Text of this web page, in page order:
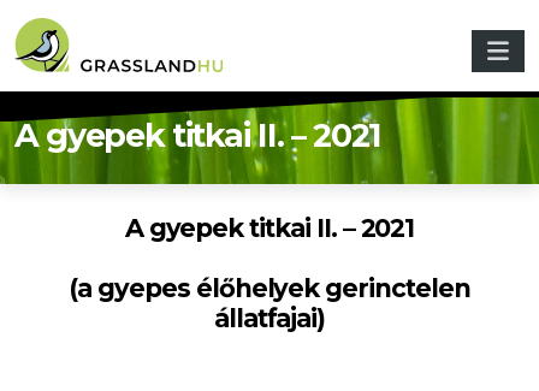
A gyepek titkai II. – 2021
A gyepek titkai II. – 2021
(a gyepes élőhelyek gerinctelen
állatfajai)